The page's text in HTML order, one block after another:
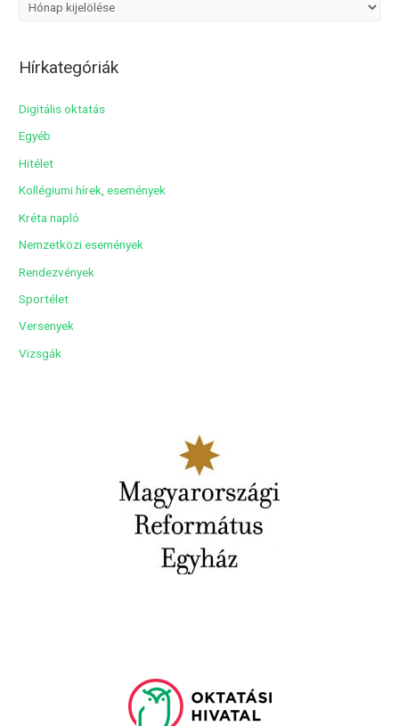
hHírkategóriák
Digitális oktatás
Egyéb
Hitélet
Kollégiumi hírek, események
Kréta napló
Nemzetközi események
Rendezvények
Sportélet
Versenyek
Vizsgák